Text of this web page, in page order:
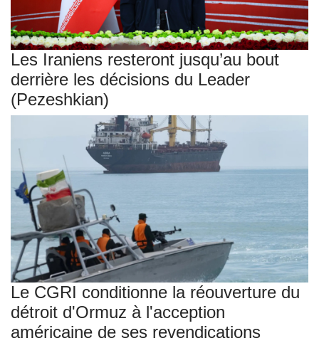
Les Iraniens resteront jusqu’au bout
derrière les décisions du Leader
(Pezeshkian)
Le CGRI conditionne la réouverture du
détroit d'Ormuz à l'acception
américaine de ses revendications